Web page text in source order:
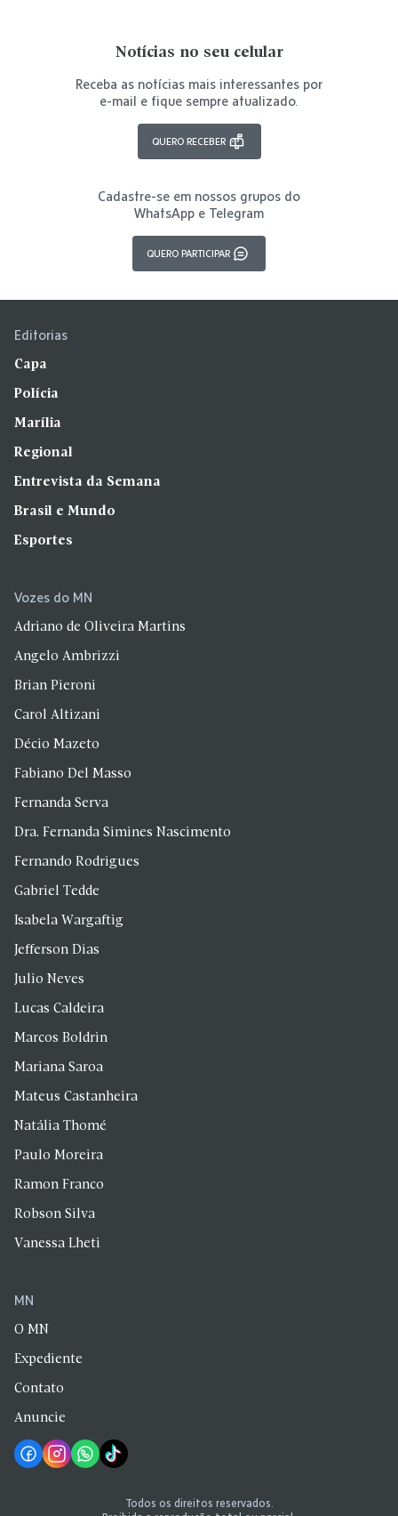
Notícias no seu celular
Receba as notícias mais interessantes por
e-mail e fique sempre atualizado.
QUERO RECEBER
Cadastre-se em nossos grupos do
WhatsApp e Telegram
QUERO PARTICIPAR
Editorias
Capa
Polícia
Marília
Regional
Entrevista da Semana
Brasil e Mundo
Esportes
Vozes do MN
Adriano de Oliveira Martins
Angelo Ambrizzi
Brian Pieroni
Carol Altizani
Décio Mazeto
Fabiano Del Masso
Fernanda Serva
Dra. Fernanda Simines Nascimento
Fernando Rodrigues
Gabriel Tedde
Isabela Wargaftig
Jefferson Dias
Julio Neves
Lucas Caldeira
Marcos Boldrin
Mariana Saroa
Mateus Castanheira
Natália Thomé
Paulo Moreira
Ramon Franco
Robson Silva
Vanessa Lheti
MN
O MN
Expediente
Contato
Anuncie
Todos os direitos reservados.